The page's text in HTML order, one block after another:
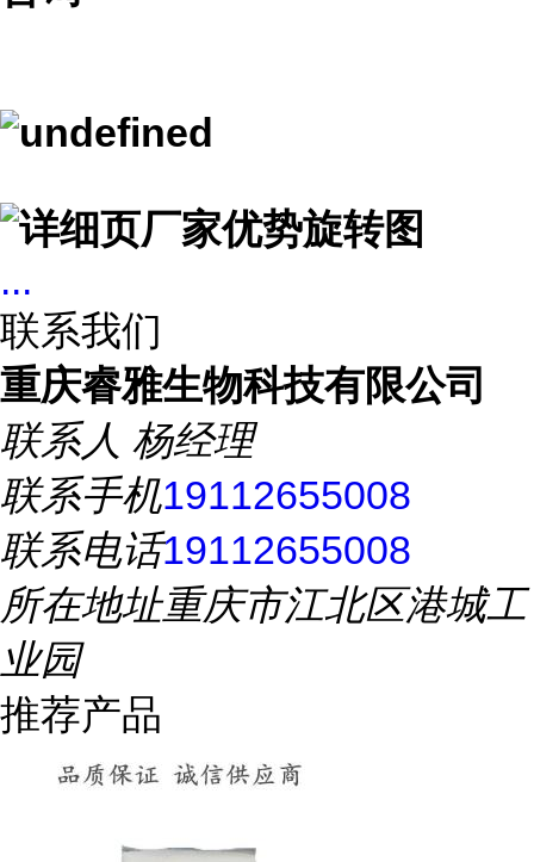
...
联系我们
重庆睿雅生物科技有限公司
联系人 杨经理
联系手机19112655008
联系电话19112655008
所在地址重庆市江北区港城工
业园
推荐产品